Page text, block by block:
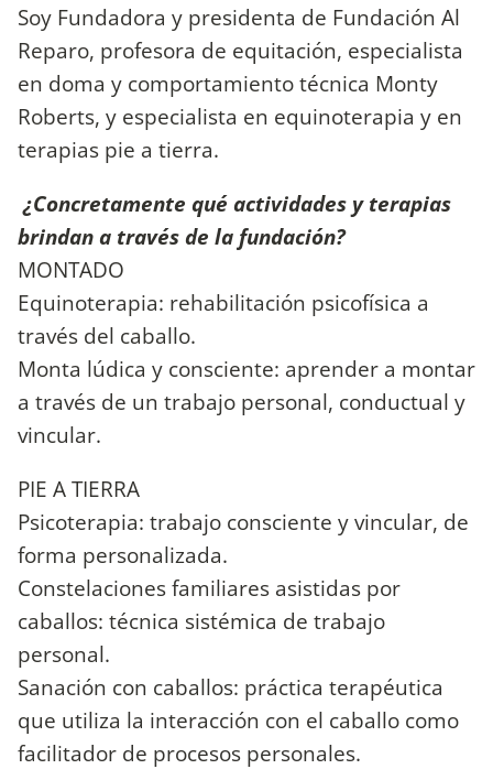
Soy Fundadora y presidenta de Fundación Al
Reparo, profesora de equitación, especialista
en doma y comportamiento técnica Monty
Roberts, y especialista en equinoterapia y en
terapias pie a tierra.
¿Concretamente qué actividades y terapias
brindan a través de la fundación?
MONTADO
Equinoterapia: rehabilitación psicofísica a
través del caballo.
Monta lúdica y consciente: aprender a montar
a través de un trabajo personal, conductual y
vincular.
PIE A TIERRA
Psicoterapia: trabajo consciente y vincular, de
forma personalizada.
Constelaciones familiares asistidas por
caballos: técnica sistémica de trabajo
personal.
Sanación con caballos: práctica terapéutica
que utiliza la interacción con el caballo como
facilitador de procesos personales.